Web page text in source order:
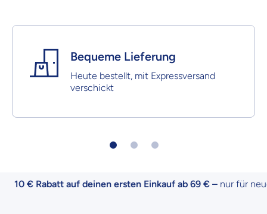
Bequeme Lieferung
Heute bestellt, mit Expressversand
verschickt
10 € Rabatt auf deinen ersten Einkauf ab 69 € –nur für neue